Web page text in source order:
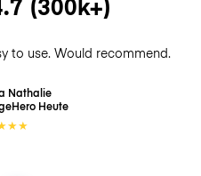
to use. Would recommend.
Nathalie
Heute
★★